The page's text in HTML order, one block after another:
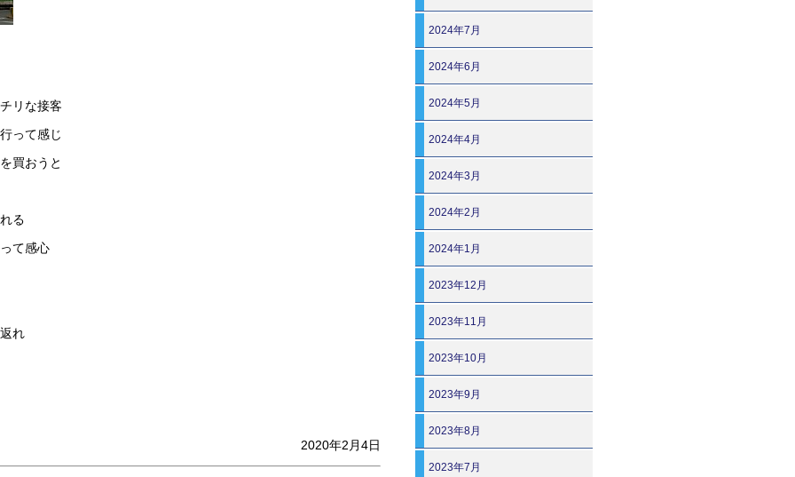
リな接客
って感じ
買おうと
る
て感心
れ
2020年2月4日
2024年7月
2024年6月
2024年5月
2024年4月
2024年3月
2024年2月
2024年1月
2023年12月
2023年11月
2023年10月
2023年9月
2023年8月
2023年7月